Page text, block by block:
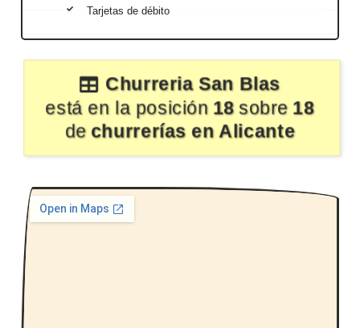
Tarjetas de débito
Churreria San Blas
está en la posición 18 sobre 18
de churrerías en Alicante